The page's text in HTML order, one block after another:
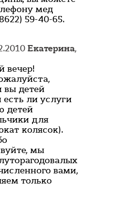
мед
59-40-65.
Екатерина,
вечер!
вы детей
ли услуги
детей
для
колясок).
мы
вами,
только